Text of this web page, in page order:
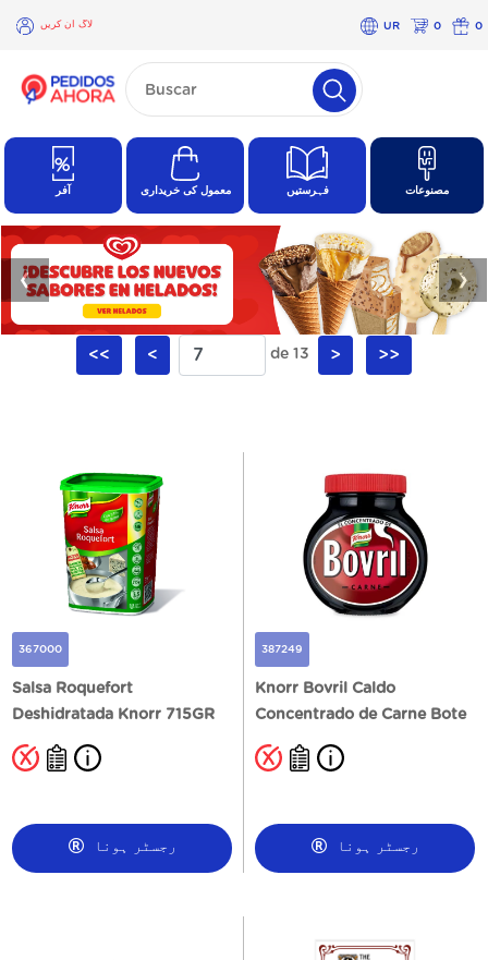
لاگ ان کریں UR 0 0
×
لاگ
کریں
آفر معمول کی خریداری فہرستیں مصنوعات
❮ ❯
<< < de 13 > >>
367000
Salsa Roquefort
Deshidratada Knorr 715GR
رجسٹر ہونا
387249
Knorr Bovril Caldo
Concentrado de Carne Bote
500GR
رجسٹر ہونا